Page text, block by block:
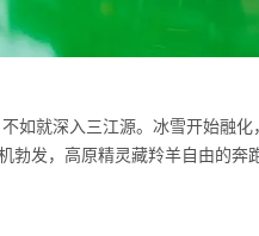
如就深入三江源。冰雪开始融
勃发，高原精灵藏羚羊自由的奔